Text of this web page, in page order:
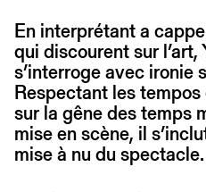
Publications
About
FR/EN
En interprétant a
qui discourent sur l’art,
s’interroge avec ironie
Respectant les
sur la gêne des temps
mise en scène, il
mise à nu du spectacle.